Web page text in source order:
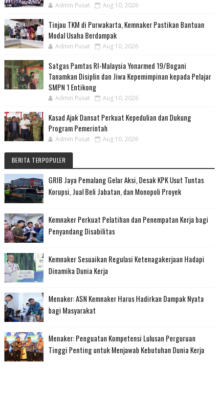
Admin Pusat Aug 10, 2026
Tinjau TKM di Purwakarta, Kemnaker Pastikan Bantuan
Modal Usaha Berdampak
Admin Pusat Aug 10, 2026
Satgas Pamtas RI-Malaysia Yonarmed 19/Bogani
Tanamkan Disiplin dan Jiwa Kepemimpinan kepada Pelajar
SMPN 1 Entikong
Admin Pusat Aug 10, 2026
Kasad Ajak Dansat Perkuat Kepedulian dan Dukung
Program Pemerintah
Admin Pusat Aug 10, 2026
BERITA TERPOPULER
GRIB Jaya Pemalang Gelar Aksi, Desak KPK Usut Tuntas
Korupsi, Jual Beli Jabatan, dan Monopoli Proyek
Kemnaker Perkuat Pelatihan dan Penempatan Kerja bagi
Penyandang Disabilitas
Kemnaker Sesuaikan Regulasi Ketenagakerjaan Hadapi
Dinamika Dunia Kerja
Menaker: ASN Kemnaker Harus Hadirkan Dampak Nyata
bagi Masyarakat
Menaker: Penguatan Kompetensi Lulusan Perguruan
Tinggi Penting untuk Menjawab Kebutuhan Dunia Kerja